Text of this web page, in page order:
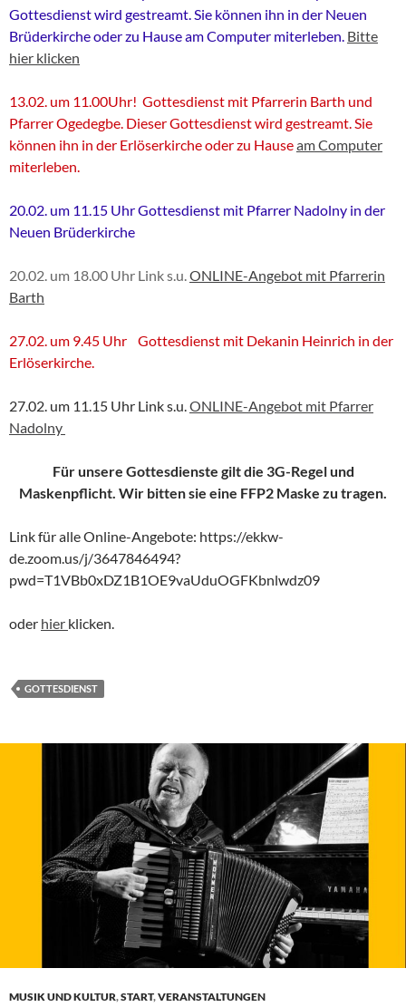
Gottesdienst wird gestreamt. Sie können ihn in der Neuen
Brüderkirche oder zu Hause am Computer miterleben. Bitte
hier klicken
13.02. um 11.00Uhr! Gottesdienst mit Pfarrerin Barth und
Pfarrer Ogedegbe. Dieser Gottesdienst wird gestreamt. Sie
können ihn in der Erlöserkirche oder zu Hauseam Computer
miterleben.
20.02. um 11.15 Uhr Gottesdienst mit Pfarrer Nadolny in der
Neuen Brüderkirche
20.02. um 18.00 Uhr Link s.u.ONLINE-Angebot mit Pfarrerin
Barth
27.02. um 9.45 Uhr Gottesdienst mit Dekanin Heinrich in der
Erlöserkirche.
27.02. um 11.15 Uhr Link s.u.ONLINE-Angebot mit Pfarrer
Nadolny
Für unsere Gottesdienste gilt die 3G-Regel und
Maskenpflicht. Wir bitten sie eine FFP2 Maske zu tragen.
Link für alle Online-Angebote: https://ekkw-
de.zoom.us/j/3647846494?
pwd=T1VBb0xDZ1B1OE9vaUduOGFKbnlwdz09
oder hier klicken.
GOTTESDIENST
MUSIK UND KULTUR,START,VERANSTALTUNGEN